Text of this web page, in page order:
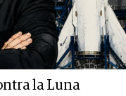
la Luna